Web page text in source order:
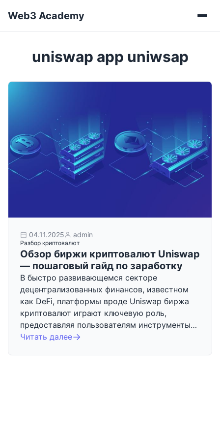
Web3 Academy
uniswap app uniwsap
04.11.2025 admin
Разбор криптовалют
Обзор биржи криптовалют Uniswap
— пошаговый гайд по заработку
В быстро развивающемся секторе
децентрализованных финансов, известном
как DeFi, платформы вроде Uniswap биржа
криптовалют играют ключевую роль,
предоставляя пользователям инструменты…
Читать далее